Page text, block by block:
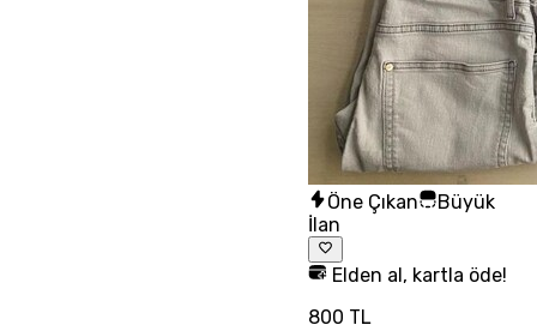
Öne Çıkan
Büyük
İlan
Elden al, kartla öde!
800 TL